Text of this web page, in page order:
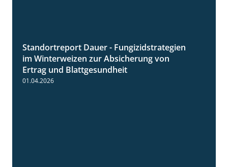
5:10
Standortreport Dauer - Fungizidstrategien
im Winterweizen zur Absicherung von
Ertrag und Blattgesundheit
01.04.2026